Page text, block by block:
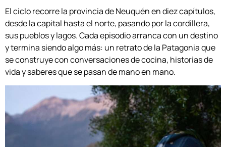
El ciclo recorre la provincia de Neuquén en diez capítulos,
desde la capital hasta el norte, pasando por la cordillera,
sus pueblos y lagos. Cada episodio arranca con un destino
y termina siendo algo más: un retrato de la Patagonia que
se construye con conversaciones de cocina, historias de
vida y saberes que se pasan de mano en mano.